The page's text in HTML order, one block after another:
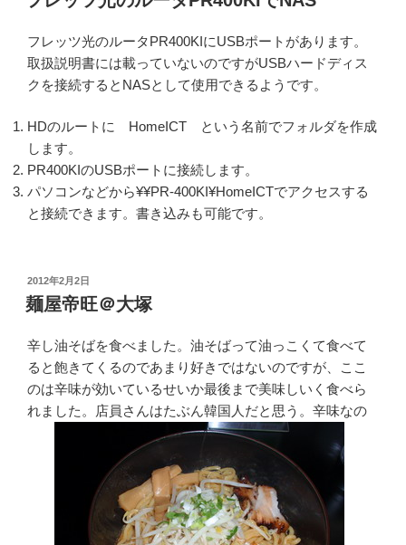
日:
フレッツ光のルータPR400KIにUSBポートがあります。
取扱説明書には載っていないのですがUSBハードディス
クを接続するとNASとして使用できるようです。
HDのルートに HomeICT という名前でフォルダを作成
します。
PR400KIのUSBポートに接続します。
パソコンなどから¥¥PR-400KI¥HomeICTでアクセスする
と接続できます。書き込みも可能です。
投
稿
日:
2012年2月2日
麺屋帝旺＠大塚
辛し油そばを食べました。油そばって油っこくて食べて
ると飽きてくるのであまり好きではないのですが、ここ
のは辛味が効いているせいか最後まで美味しいく食べら
れました。店員さんはたぶん韓国人だと思う。辛味なの